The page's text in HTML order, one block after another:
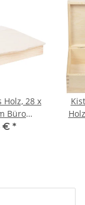
Holz, 28 x
Büro
€ *